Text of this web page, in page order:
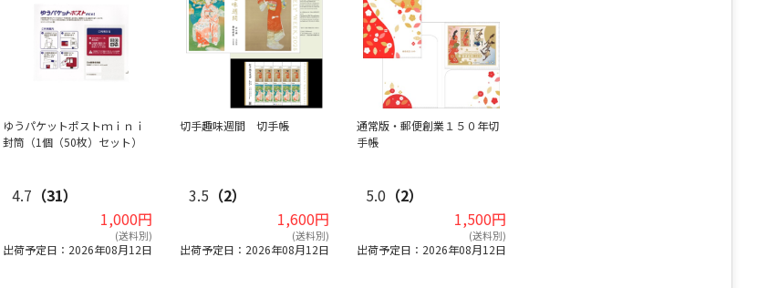
ゆうパケットポストｍｉｎｉ
封筒（1個（50枚）セット）
4.7 （31）
1,000円
(送料別)
出荷予定日：2026年08月12日
切手趣味週間 切手帳
3.5 （2）
1,600円
(送料別)
出荷予定日：2026年08月12日
通常版・郵便創業１５０年切
手帳
5.0 （2）
1,500円
(送料別)
出荷予定日：2026年08月12日